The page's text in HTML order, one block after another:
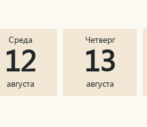
Среда
12
августа
Четверг
13
августа